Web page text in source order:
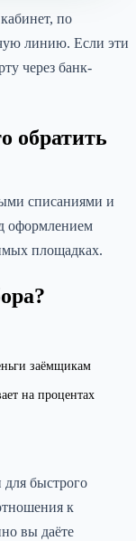
по
линию. Если эти
через банк-
обратить
списаниями и
оформлением
площадках.
заёмщикам
на процентах
быстрого
к
вы даёте